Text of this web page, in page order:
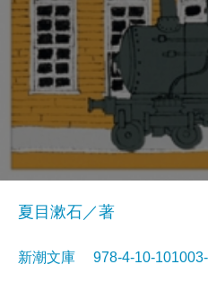
夏目漱石／著
新潮文庫 978-4-10-